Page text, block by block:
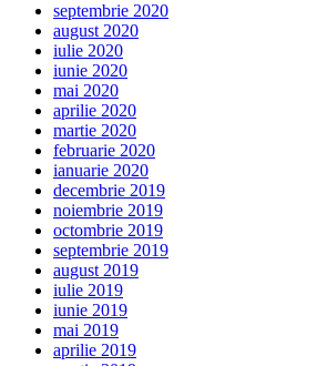
septembrie 2020
august 2020
iulie 2020
iunie 2020
mai 2020
aprilie 2020
martie 2020
februarie 2020
ianuarie 2020
decembrie 2019
noiembrie 2019
octombrie 2019
septembrie 2019
august 2019
iulie 2019
iunie 2019
mai 2019
aprilie 2019